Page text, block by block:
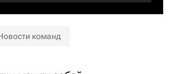
команд